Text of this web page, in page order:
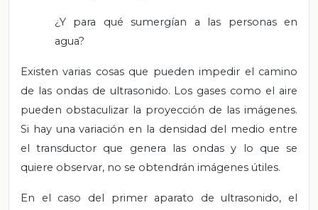
¿Y para qué sumergían a las personas en
agua?
Existen varias cosas que pueden impedir el camino
de las ondas de ultrasonido. Los gases como el aire
pueden obstaculizar la proyección de las imágenes.
Si hay una variación en la densidad del medio entre
el transductor que genera las ondas y lo que se
quiere observar, no se obtendrán imágenes útiles.
En el caso del primer aparato de ultrasonido, el